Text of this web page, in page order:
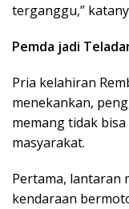
terganggu,”
Pemda jadi
Pria kelahiran
menekankan,
memang tidak
masyarakat.
Pertama, lantaran
kendaraan